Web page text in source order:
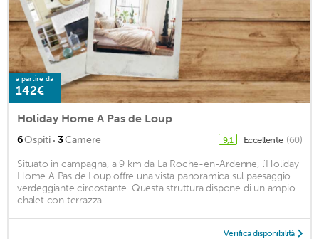
a partire da
142€
Holiday Home A Pas de Loup
6Ospiti · 3Camere 9,1 Eccellente (60)
Situato in campagna, a 9 km da La Roche-en-Ardenne, l'Holiday
Home A Pas de Loup offre una vista panoramica sul paesaggio
verdeggiante circostante. Questa struttura dispone di un ampio
chalet con terrazza ...
Verifica disponibilità